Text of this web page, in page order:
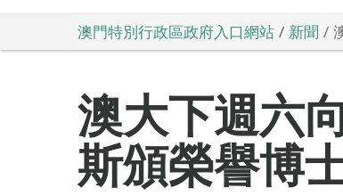
澳門特別行政區政府入口網站 新聞
澳大下週六
斯頒榮譽博